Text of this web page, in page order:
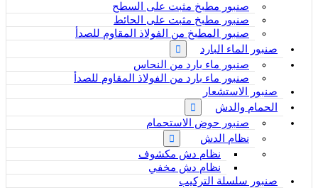
صنبور مطبخ مثبت على السطح
صنبور مطبخ مثبت على الحائط
صنبور المطبخ من الفولاذ المقاوم للصدأ
صنبور الماء البارد
صنبور ماء بارد من النحاس
صنبور ماء بارد من الفولاذ المقاوم للصدأ
صنبور الاستشعار
الحمام والدش
صنبور حوض الاستحمام
نظام الدش
نظام دش مكشوف
نظام دش مخفي
صنبور سلسلة التركيب